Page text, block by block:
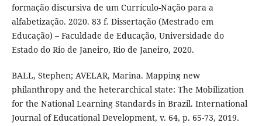
formação discursiva de um Currículo-Nação para a
alfabetização. 2020. 83 f. Dissertação (Mestrado em
Educação) – Faculdade de Educação, Universidade do
Estado do Rio de Janeiro, Rio de Janeiro, 2020.
BALL, Stephen; AVELAR, Marina. Mapping new
philanthropy and the heterarchical state: The Mobilization
for the National Learning Standards in Brazil. International
Journal of Educational Development, v. 64, p. 65-73, 2019.